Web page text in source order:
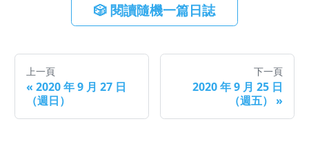
🎲 閱讀隨機一篇日誌
上一頁
« 2020 年 9 月 27 日
（週日）
下一頁
2020 年 9 月 25 日
（週五）
»